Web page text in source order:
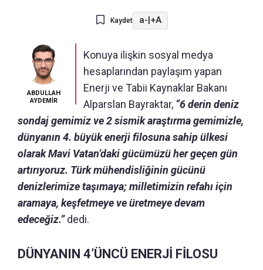
Kaydet a-|+A
ABDULLAH
AYDEMİR
Konuya ilişkin sosyal medya
hesaplarından paylaşım yapan
Enerji ve Tabii Kaynaklar Bakanı
Alparslan Bayraktar, “6 derin deniz
sondaj gemimiz ve 2 sismik araştırma gemimizle,
dünyanın 4. büyük enerji filosuna sahip ülkesi
olarak Mavi Vatan’daki gücümüzü her geçen gün
artırıyoruz. Türk mühendisliğinin gücünü
denizlerimize taşımaya; milletimizin refahı için
aramaya, keşfetmeye ve üretmeye devam
edeceğiz.”dedi.
DÜNYANIN 4’ÜNCÜ ENERJİ FİLOSU